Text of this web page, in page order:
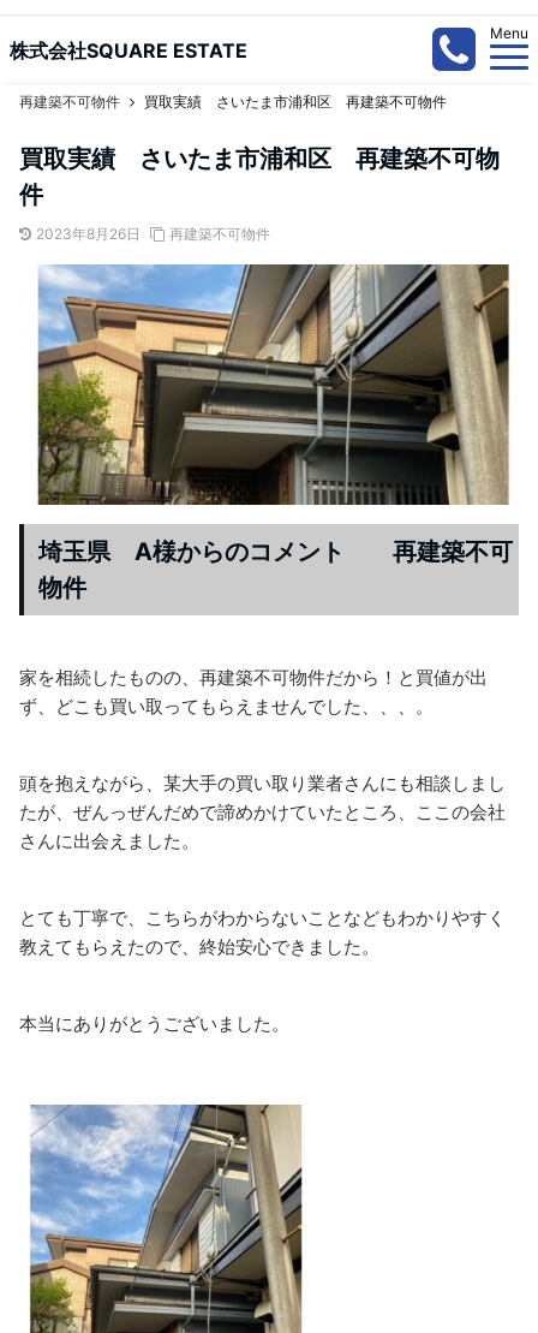
株式会社SQUARE ESTATE
Menu
再建築不可物件 買取実績 さいたま市浦和区 再建築不可物件
買取実績 さいたま市浦和区 再建築不可物
件
2023年8月26日 再建築不可物件
埼玉県 A様からのコメント 再建築不可
物件
家を相続したものの、再建築不可物件だから！と買値が出
ず、どこも買い取ってもらえませんでした、、、。
頭を抱えながら、某大手の買い取り業者さんにも相談しまし
たが、ぜんっぜんだめで諦めかけていたところ、ここの会社
さんに出会えました。
とても丁寧で、こちらがわからないことなどもわかりやすく
教えてもらえたので、終始安心できました。
本当にありがとうございました。